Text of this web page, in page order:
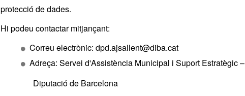
protecció de dades.
Hi podeu contactar mitjançant:
Correu electrònic: dpd.ajsallent@diba.cat
Adreça: Servei d'Assistència Municipal i Suport Estratègic
Diputació de Barcelona